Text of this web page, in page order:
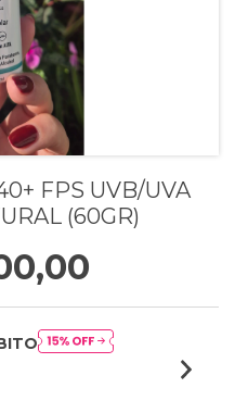
FPS UVB/UVA
(60GR)